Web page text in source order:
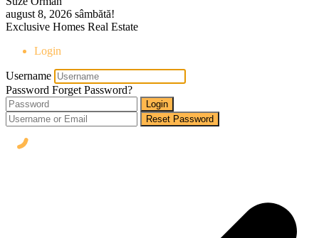
august 8, 2026 sâmbătă!
Exclusive Homes Real Estate
Login
Username
Password Forget Password?
Login
Reset Password